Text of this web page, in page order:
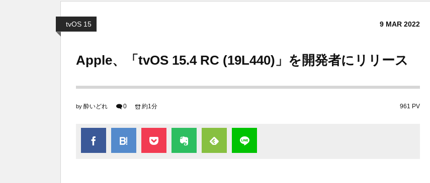
tvOS 15 9 MAR 2022
Apple、「tvOS 15.4 RC (19L440)」を開発者にリリース
by 酔いどれ 0 961 PV
約1分